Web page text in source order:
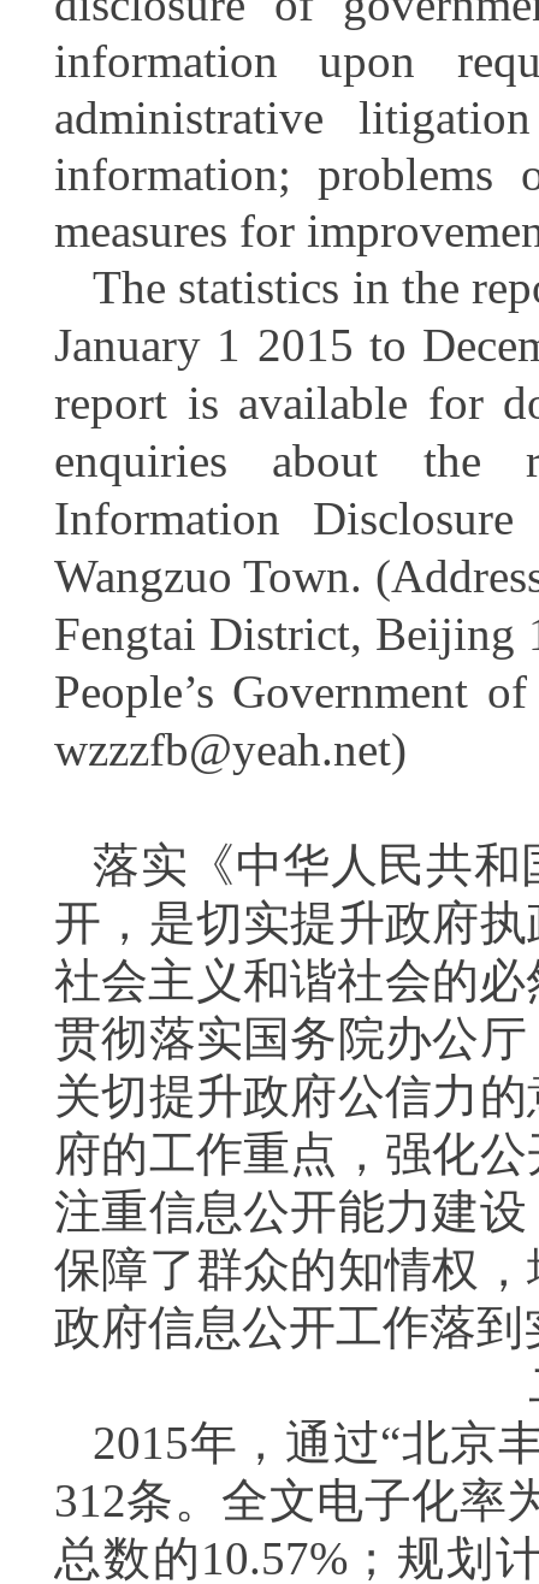
information upon
administrative
information; problems
measures for
The statistics in the
January 1 2015 to
report is available for
enquiries about the
Information
Wangzuo Town.
Fengtai District, Beijing
People’s Government
wzzzfb@yeah.net)
落实《中华人民共
开，是切实提升政府
社会主义和谐社会的
贯彻落实国务院办公
关切提升政府公信力
府的工作重点，强化
注重信息公开能力建
保障了群众的知情权
政府信息公开工作落到
2015年，通过“北京
312条。 全文电子化率
总数的10.57% ；规划